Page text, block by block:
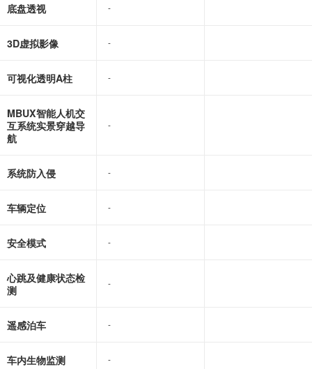
底盘透视 -
3D虚拟影像 -
可视化透明A柱 -
MBUX智能人机交
互系统实景穿越导
航
-
系统防入侵 -
车辆定位 -
安全模式 -
心跳及健康状态检
测
-
遥感泊车 -
车内生物监测 -
-
-
-
-
-
-
-
-
-
-